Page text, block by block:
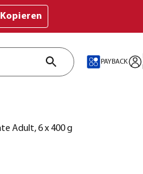
Kopieren
PAYBACK
Adult, 6 x 400 g